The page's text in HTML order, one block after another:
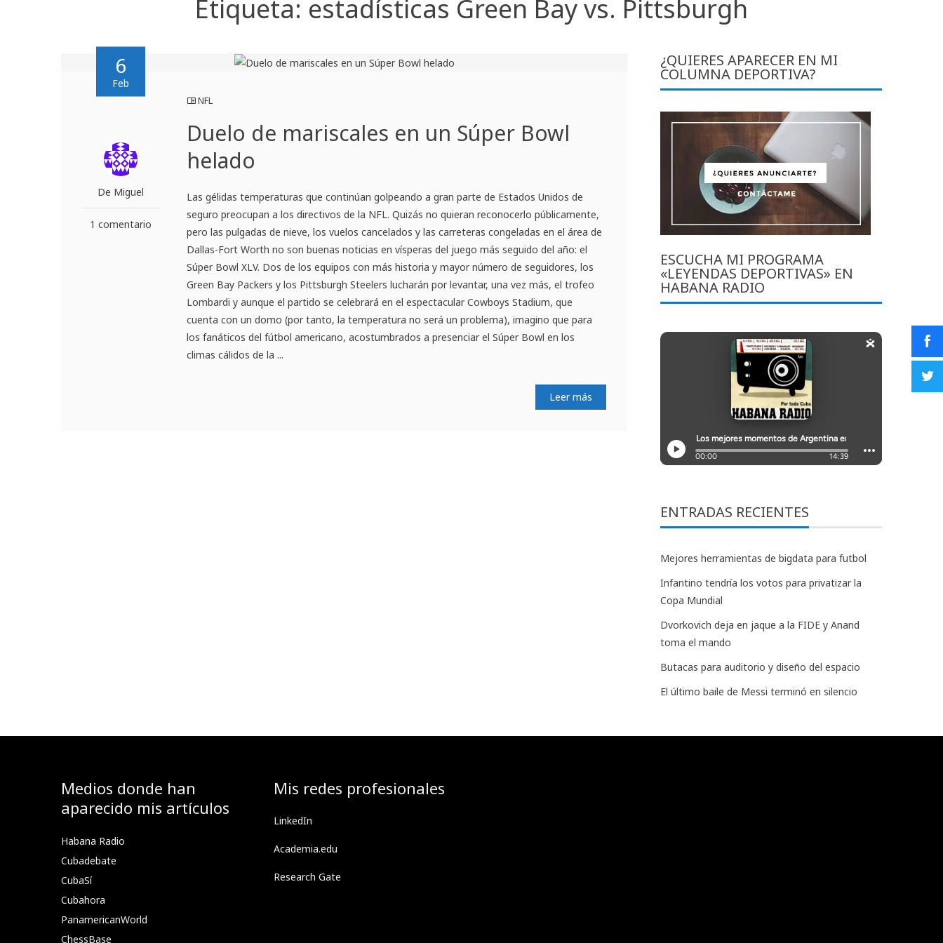
Etiqueta: estadísticas Green Bay vs. Pittsburgh
6
Feb
De Miguel
1 comentario
NFL
Duelo de mariscales en un Súper Bowl
helado
Las gélidas temperaturas que continúan golpeando a gran parte de Estados Unidos de
seguro preocupan a los directivos de la NFL. Quizás no quieran reconocerlo públicamente,
pero las pulgadas de nieve, los vuelos cancelados y las carreteras congeladas en el área de
Dallas-Fort Worth no son buenas noticias en vísperas del juego más seguido del año: el
Súper Bowl XLV. Dos de los equipos con más historia y mayor número de seguidores, los
Green Bay Packers y los Pittsburgh Steelers lucharán por levantar, una vez más, el trofeo
Lombardi y aunque el partido se celebrará en el espectacular Cowboys Stadium, que
cuenta con un domo (por tanto, la temperatura no será un problema), imagino que para
los fanáticos del fútbol americano, acostumbrados a presenciar el Súper Bowl en los
climas cálidos de la ...
Leer más
¿QUIERES APARECER EN MI
COLUMNA DEPORTIVA?
ESCUCHA MI PROGRAMA
«LEYENDAS DEPORTIVAS» EN
HABANA RADIO
ENTRADAS RECIENTES
Mejores herramientas de bigdata para futbol
Infantino tendría los votos para privatizar la
Copa Mundial
Dvorkovich deja en jaque a la FIDE y Anand
toma el mando
Butacas para auditorio y diseño del espacio
El último baile de Messi terminó en silencio
Medios donde han
aparecido mis artículos
Habana Radio
Cubadebate
CubaSí
Cubahora
PanamericanWorld
ChessBase
Mis redes profesionales
LinkedIn
Academia.edu
Research Gate